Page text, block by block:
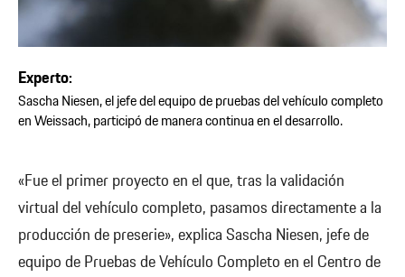
Experto:
Sascha Niesen, el jefe del equipo de pruebas del vehículo completo
en Weissach, participó de manera continua en el desarrollo.
«Fue el primer proyecto en el que, tras la validación
virtual del vehículo completo, pasamos directamente a la
producción de preserie», explica Sascha Niesen, jefe de
equipo de Pruebas de Vehículo Completo en el Centro de